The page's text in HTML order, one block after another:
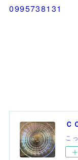
0995738131
Ｃ
こ